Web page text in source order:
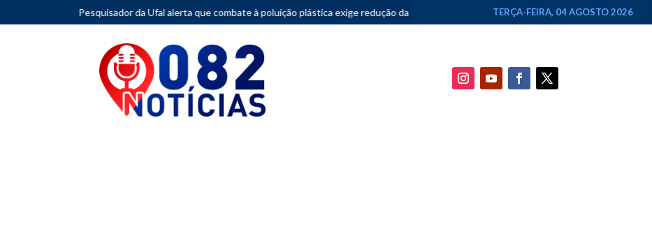
Pesquisador da Ufal alerta que combate à poluição plástica exige redução da produção e do consumo Maceió Pop Festival anuncia maior edição
TERÇA-FEIRA, 04 AGOSTO 2026